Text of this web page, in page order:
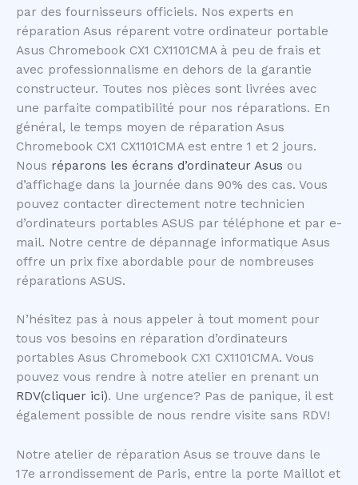
par des fournisseurs officiels. Nos experts en
réparation Asus réparent votre ordinateur portable
Asus Chromebook CX1 CX1101CMA à peu de frais et
avec professionnalisme en dehors de la garantie
constructeur. Toutes nos pièces sont livrées avec
une parfaite compatibilité pour nos réparations. En
général, le temps moyen de réparation Asus
Chromebook CX1 CX1101CMA est entre 1 et 2 jours.
Nous réparons les écrans d’ordinateur Asus ou
d’affichage dans la journée dans 90% des cas. Vous
pouvez contacter directement notre technicien
d’ordinateurs portables ASUS par téléphone et par e-
mail. Notre centre de dépannage informatique Asus
offre un prix fixe abordable pour de nombreuses
réparations ASUS.
N’hésitez pas à nous appeler à tout moment pour
tous vos besoins en réparation d’ordinateurs
portables Asus Chromebook CX1 CX1101CMA. Vous
pouvez vous rendre à notre atelier en prenant un
RDV(cliquer ici). Une urgence? Pas de panique, il est
également possible de nous rendre visite sans RDV!
Notre atelier de réparation Asus se trouve dans le
17e arrondissement de Paris, entre la porte Maillot et